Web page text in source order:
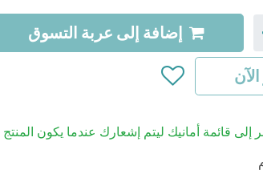
إضافة إلى عربة التسوق
إلى قائمة أمانيك ليتم إشعارك عندما يكون